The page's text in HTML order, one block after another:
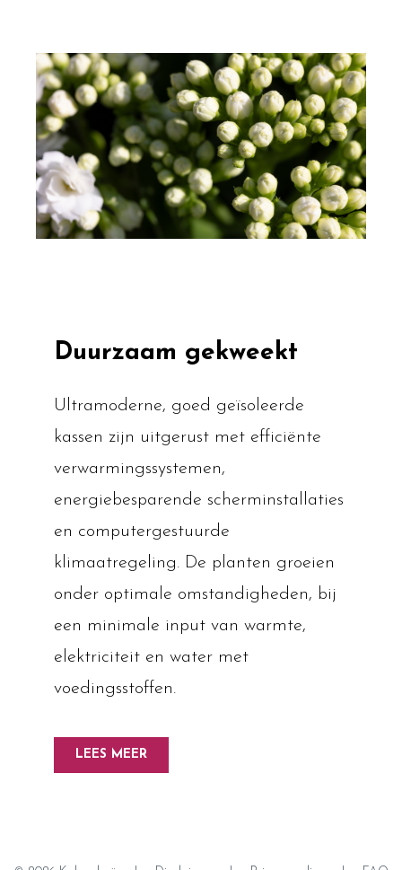
Duurzaam gekweekt
Ultramoderne, goed geïsoleerde
kassen zijn uitgerust met efficiënte
verwarmingssystemen,
energiebesparende scherminstallaties
en computergestuurde
klimaatregeling. De planten groeien
onder optimale omstandigheden, bij
een minimale input van warmte,
elektriciteit en water met
voedingsstoffen.
LEES MEER